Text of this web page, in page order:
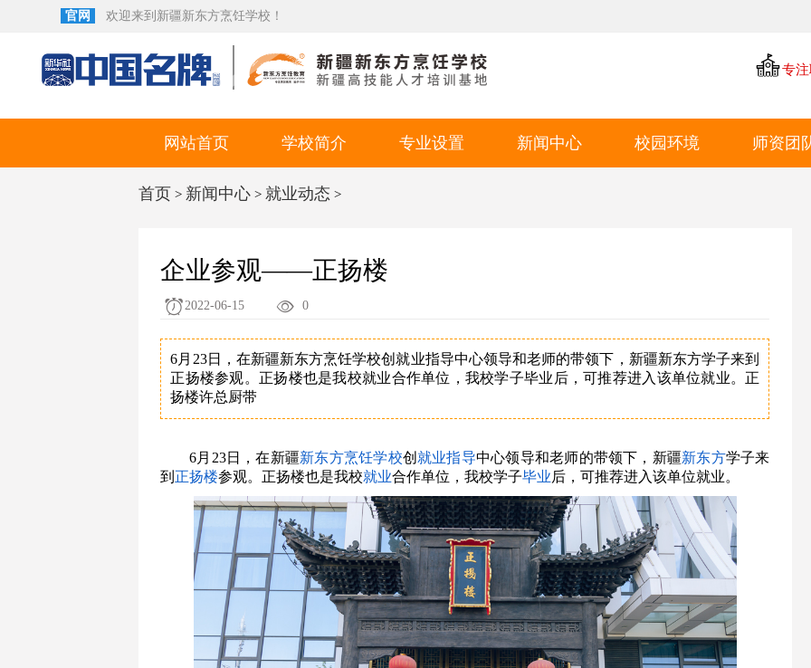
官网 欢迎来到新疆新东方烹饪学校！
专
网站首页 学校简介 专业设置 新闻中心 校园环境 师资团
首页 > 新闻中心> 就业动态 >
企业参观——正扬楼
2022-06-15 0
6月23日，在新疆新东方烹饪学校创就业指导中心领导和老师的带领下，新疆新东方学子来到
正扬楼参观。正扬楼也是我校就业合作单位，我校学子毕业后，可推荐进入该单位就业。正
扬楼许总厨带
6月23日，在新疆新东方烹饪学校创 就业指导中心领导和老师的带领下，新疆新东方学子来
到 正扬楼参观。正扬楼也是我校就业合作单位，我校学子毕业后，可推荐进入该单位就业。